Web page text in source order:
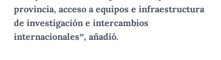
provincia, acceso a equipos e infraestructura
de investigación e intercambios
internacionales”, añadió.